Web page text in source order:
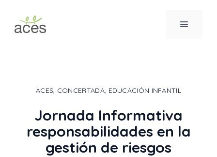
contenido
MENÚ
ACES, CONCERTADA, EDUCACIÓN INFANTIL
Jornada Informativa
responsabilidades en la
gestión de riesgos